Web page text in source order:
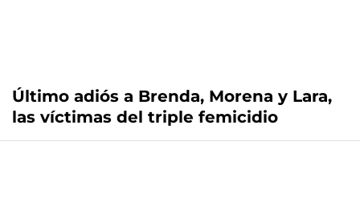
Último adiós a Brenda, Morena y Lara,
las víctimas del triple femicidio